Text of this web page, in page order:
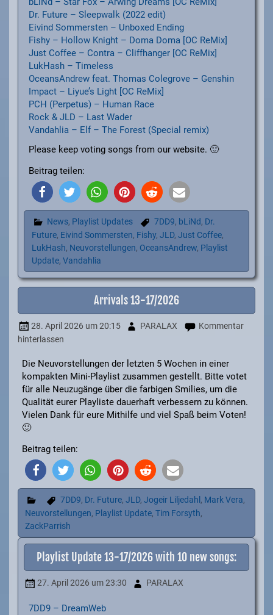
Dr. Future – Sleepwalk (2022 edit)
Eivind Sommersten – Unboxed Ending
Fishy – Hollow Knight – Doma Doma [OC ReMix]
Just Coffee – Contra – Cliffhanger [OC ReMix]
LukHash – Timeless
OceansAndrew feat. Thomas Colegrove – Genshin
Impact – Liyue’s Light [OC ReMix]
PCH (Perpetus) – Human Race
Rock & JLD – Last Wader
Vandahlia – Elf – The Forest (Special remix)
Please keep voting songs from our website. 🙂
Beitrag teilen:
News, Playlist Updates 7DD9, bLiNd, Dr.
Future, Eivind Sommersten, Fishy, JLD, Just Coffee,
LukHash, Neuvorstellungen, OceansAndrew, Playlist
Update, Vandahlia
Arrivals 13-17/2026
28. April 2026 um 20:15 PARALAX
Kommentar
hinterlassen
Die Neuvorstellungen der letzten 5 Wochen in einer
kompakten Mini-Playlist zusammen gestellt. Bitte votet
für alle Neuzugänge über die farbigen Smilies, um die
Qualität eurer Playliste dauerhaft verbessern zu können.
Vielen Dank für eure Mithilfe und viel Spaß beim Voten!
🙂
Beitrag teilen:
7DD9, Dr. Future, JLD, Jogeir Liljedahl , Mark Vera,
Neuvorstellungen, Playlist Update,Tim Forsyth,
ZackParrish
Playlist Update 13-17/2026 with 10 new songs:
27. April 2026 um 23:30 PARALAX
7DD9 – DreamWeb